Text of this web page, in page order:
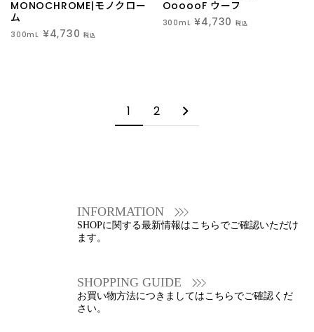
MONOCHROME|モノクロー
ム
300mL ¥4,730 税込
OooooF ウーフ
300mL ¥4,730 税込
1 2
INFORMATION
SHOPに関する最新情報はこちらでご確認いただけ
ます。
SHOPPING GUIDE
お買い物方法につきましてはこちらでご確認くだ
さい。